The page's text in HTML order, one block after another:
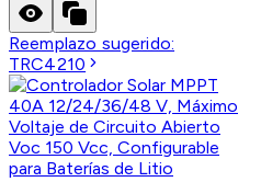
Reemplazo sugerido:
TRC4210